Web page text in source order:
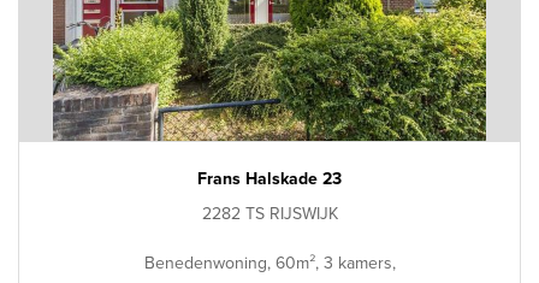
Frans Halskade 23
2282 TS RIJSWIJK
Benedenwoning, 60m², 3 kamers,